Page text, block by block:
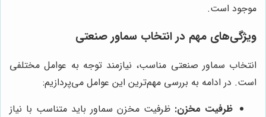
موجود است.
ویژگی‌های مهم در انتخاب سماور صنعتی
انتخاب سماور صنعتی مناسب، نیازمند توجه به عوامل مختلفی
است. در ادامه به بررسی مهم‌ترین این عوامل می‌پردازیم:
ظرفیت مخزن: ظرفیت مخزن سماور باید متناسب با نیاز